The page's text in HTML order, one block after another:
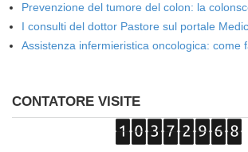
Prevenzione del tumore del colon: la
I consulti del dottor Pastore sul portale
Assistenza infermieristica oncologica: come
CONTATORE VISITE